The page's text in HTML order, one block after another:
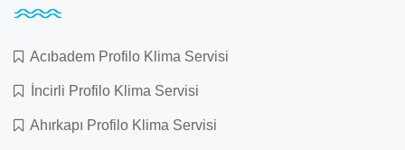
Acıbadem Profilo Klima Servisi
İncirli Profilo Klima Servisi
Ahırkapı Profilo Klima Servisi